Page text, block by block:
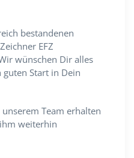
bestandenen
EFZ
wünschen Dir alles
Start in Dein
Team erhalten
weiterhin